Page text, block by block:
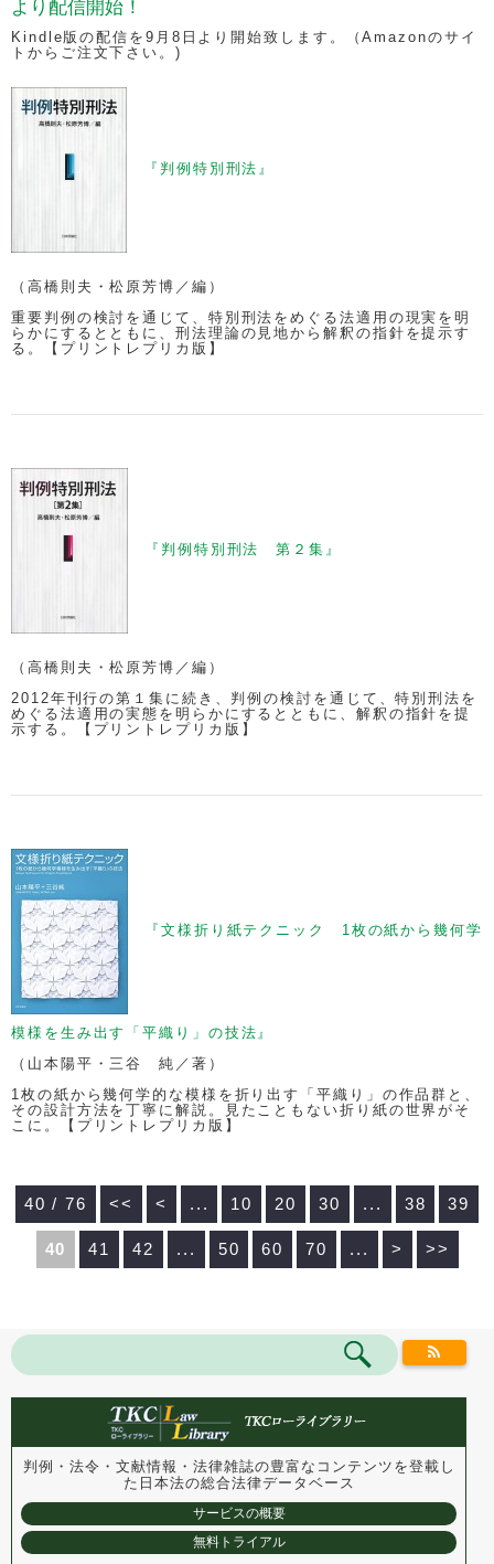
より配信開始！
Kindle版の配信を9月8日より開始致します。（Amazonのサイ
トからご注文下さい。)
『判例特別刑法』
（高橋則夫・松原芳博／編）
重要判例の検討を通じて、特別刑法をめぐる法適用の現実を明
らかにするとともに、刑法理論の見地から解釈の指針を提示す
る。【プリントレプリカ版】
『判例特別刑法 第２集』
（高橋則夫・松原芳博／編）
2012年刊行の第１集に続き、判例の検討を通じて、特別刑法を
めぐる法適用の実態を明らかにするとともに、解釈の指針を提
示する。【プリントレプリカ版】
『文様折り紙テクニック 1枚の紙から幾何学
模様を生み出す「平織り」の技法』
（山本陽平・三谷 純／著）
1枚の紙から幾何学的な模様を折り出す「平織り」の作品群と、
その設計方法を丁寧に解説。見たこともない折り紙の世界がそ
こに。【プリントレプリカ版】
40 / 76 << < ... 10 20 30 ... 38 39
40 41 42 ... 50 60 70 ... > >>
判例・法令・文献情報・法律雑誌の豊富なコンテンツを登載し
た 日本法の総合法律データベース
サービスの概要
無料トライアル